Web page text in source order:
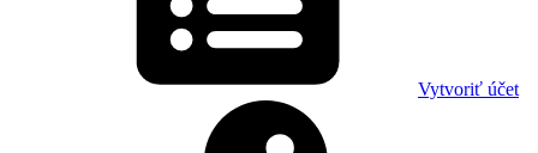
Vytvoriť účet